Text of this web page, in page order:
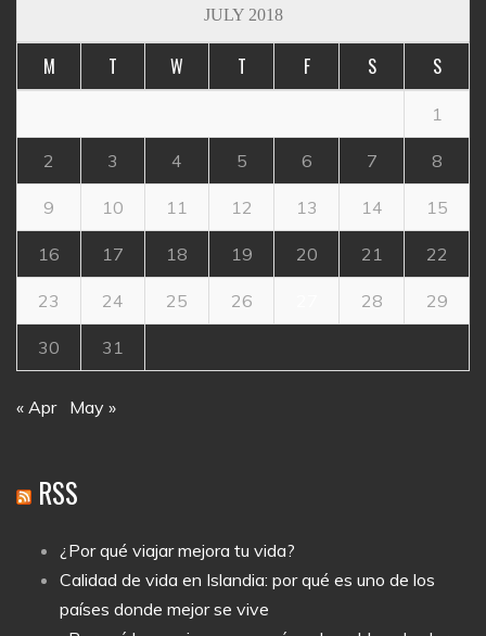
JULY 2018
M T W T F S S
1
2 3 4 5 6 7 8
9 10 11 12 13 14 15
16 17 18 19 20 21 22
23 24 25 26 28 29
30 31
« Apr May »
RSS
¿Por qué viajar mejora tu vida?
Calidad de vida en Islandia: por qué es uno de los
países donde mejor se vive